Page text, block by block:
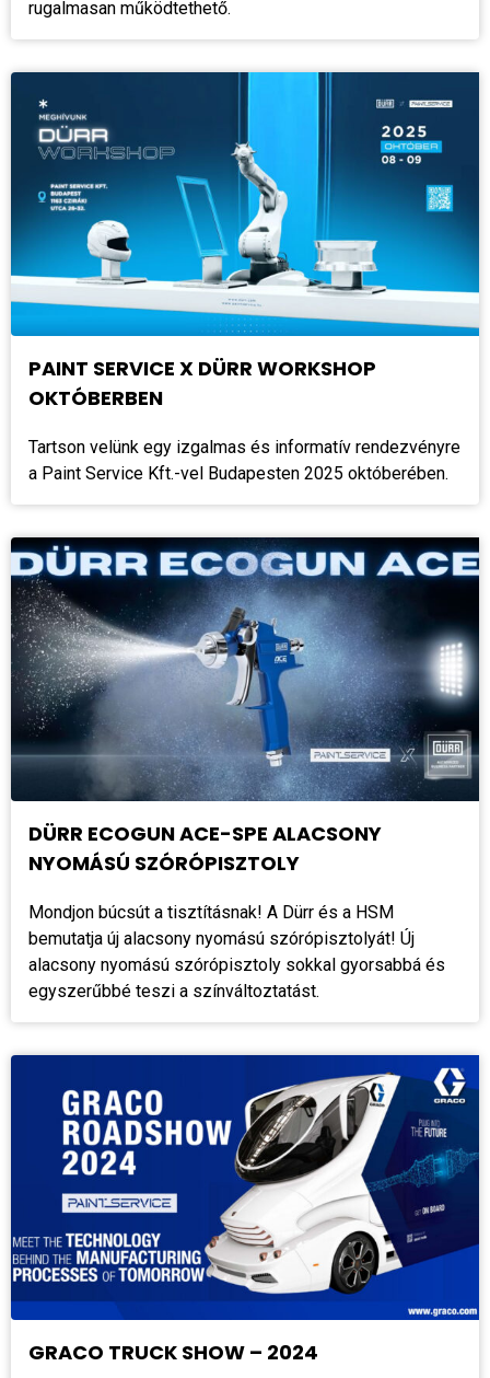
rugalmasan működtethető.
PAINT SERVICE X DÜRR WORKSHOP
OKTÓBERBEN
Tartson velünk egy izgalmas és informatív rendezvényre
a Paint Service Kft.-vel Budapesten 2025 októberében.
DÜRR ECOGUN ACE-SPE ALACSONY
NYOMÁSÚ SZÓRÓPISZTOLY
Mondjon búcsút a tisztításnak! A Dürr és a HSM
bemutatja új alacsony nyomású szórópisztolyát! Új
alacsony nyomású szórópisztoly sokkal gyorsabbá és
egyszerűbbé teszi a színváltoztatást.
GRACO TRUCK SHOW – 2024